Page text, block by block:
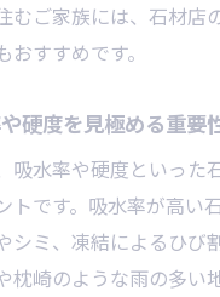
むご家族には、石材店
すすめです。
硬度を見極める重要
吸水率や硬度といった
トです。吸水率が高い
シミ、凍結によるひび
枕崎のような雨の多い